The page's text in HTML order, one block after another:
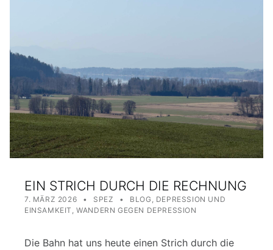
EIN STRICH DURCH DIE RECHNUNG
POSTED ON:
7. MÄRZ 2026
WRITTEN BY:
SPEZ CATEGORIZED IN:
BLOG , DEPRESSION UND
EINSAMKEIT ,WANDERN GEGEN DEPRESSION
Die Bahn hat uns heute einen Strich durch die